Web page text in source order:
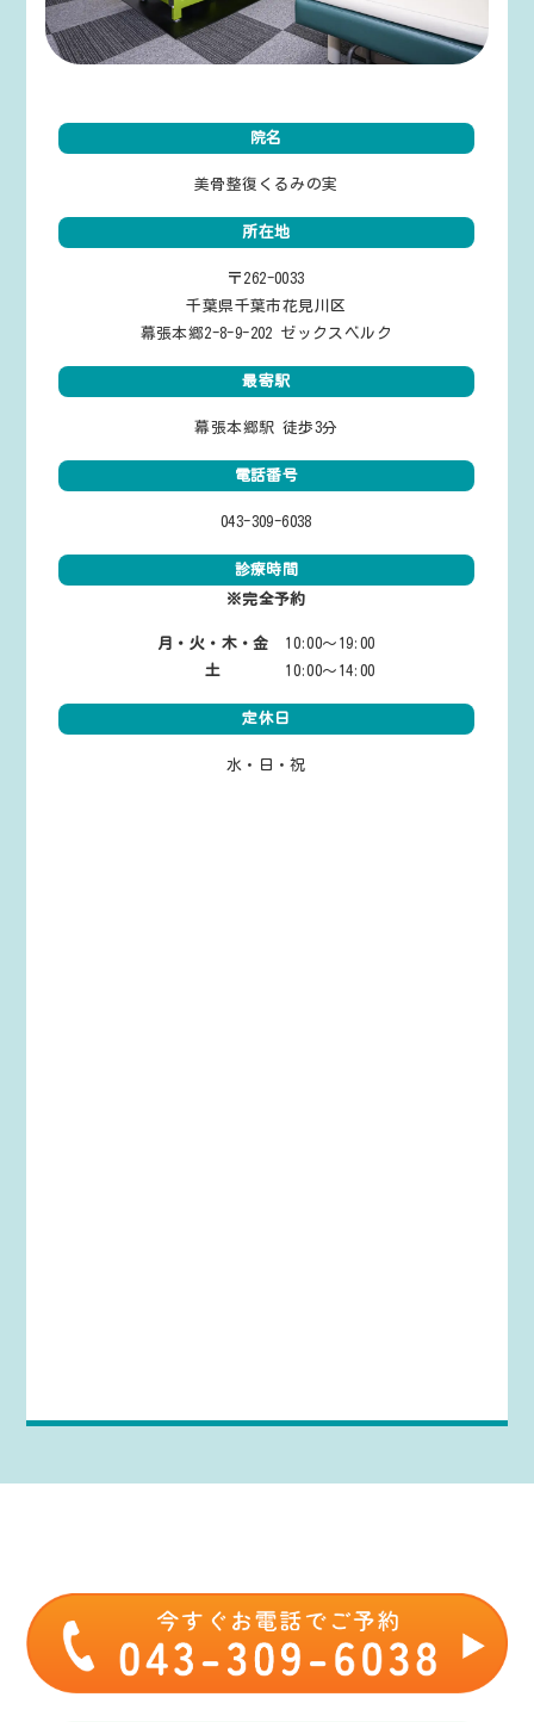
院名
美骨整復くるみの実
所在地
〒262-0033
千葉県千葉市花見川区
幕張本郷2-8-9-202 ゼックスベルク
最寄駅
幕張本郷駅 徒歩3分
電話番号
043-309-6038
診療時間
※完全予約
月・火・木・金 10:00～19:00
土 10:00～14:00
定休日
水・日・祝